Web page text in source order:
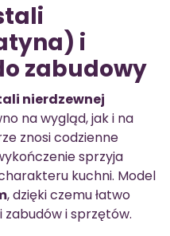
i
zabudowy
nierdzewnej
na wygląd, jak i na
znosi codzienne
sprzyja
kuchni. Model
, dzięki czemu łatwo
zabudów i sprzętów.